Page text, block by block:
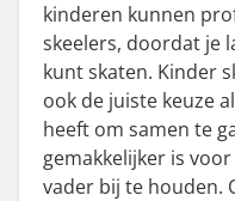
kinderen kunnen
skeelers, doordat je
kunt skaten. Kinder
ook de juiste keuze
heeft om samen te
gemakkelijker is
vader bij te houden.